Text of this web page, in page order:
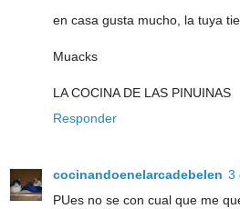
en casa gusta mucho, la tuya
Muacks
LA COCINA DE LAS PINUINAS
Responder
cocinandoenelarcadebelen 3
PUes no se con cual que me